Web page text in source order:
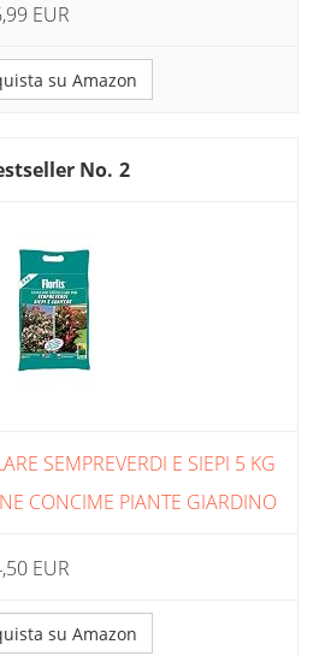
EUR
su Amazon
2
SEMPREVERDI E SIEPI 5 KG
CONCIME PIANTE GIARDINO
EUR
su Amazon